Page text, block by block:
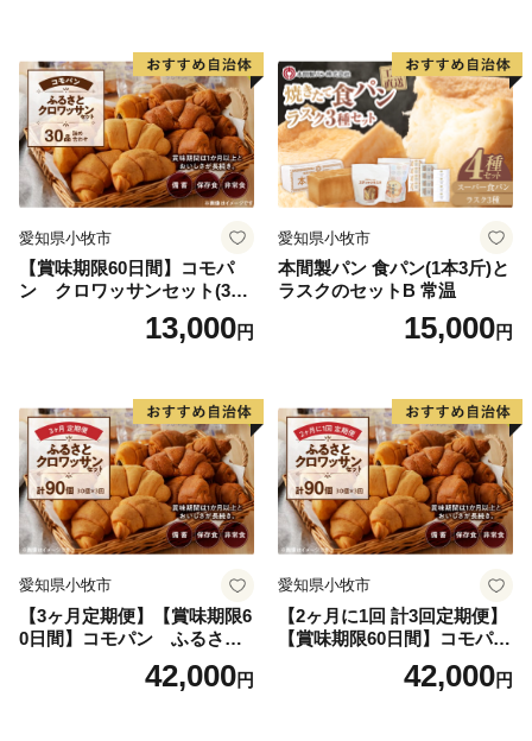
愛知県小牧市
【賞味期限60日間】コモパ
ン クロワッサンセット(30
個入り)／災害用備蓄 保存食
非常食 防災グッズにも
13,000円
愛知県小牧市
本間製パン 食パン(1本3斤)と
ラスクのセットB 常温
15,000円
愛知県小牧市
【3ヶ月定期便】【賞味期限6
0日間】コモパン ふるさと
クロワッサンセット（計90
個）／災害用備蓄 保存食 非
42,000円
愛知県小牧市
【2ヶ月に1回 計3回定期便】
【賞味期限60日間】コモパ
ン ふるさとクロワッサンセ
ット（計90個）／災害用備蓄
42,000円